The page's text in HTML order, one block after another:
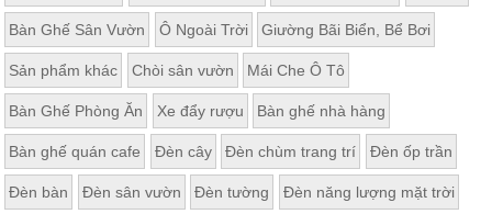
Bàn Ghế Sân Vườn Ô Ngoài Trời Giường Bãi Biển, Bể Bơi
Sản phẩm khác Chòi sân vườn Mái Che Ô Tô
Bàn Ghế Phòng Ăn Xe đẩy rượu Bàn ghế nhà hàng
Bàn ghế quán cafe Đèn cây Đèn chùm trang trí Đèn ốp trần
Đèn bàn Đèn sân vườn Đèn tường Đèn năng lượng mặt trời